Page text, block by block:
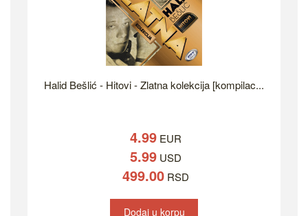
Halid Bešlić - Hitovi - Zlatna kolekcija [kompilac...
4.99 EUR
5.99 USD
499.00 RSD
Dodaj u korpu